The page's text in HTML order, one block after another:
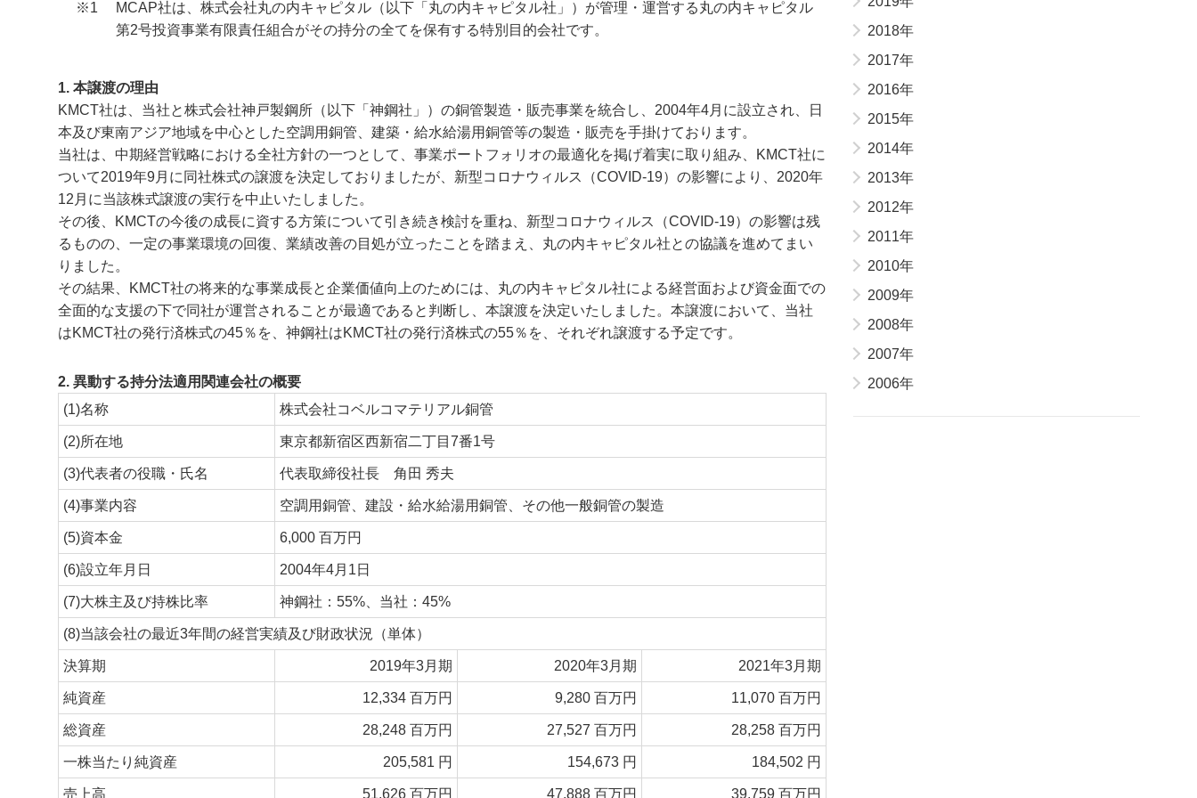
※1
MCAP社は、株式会社丸の内キャピタル（以下「丸の内キャピタル社」）が管理・運営する丸の内キャピタル
第2号投資事業有限責任組合がその持分の全てを保有する特別目的会社です。
1. 本譲渡の理由
KMCT社は、当社と株式会社神戸製鋼所（以下「神鋼社」）の銅管製造・販売事業を統合し、2004年4月に設立され、日
本及び東南アジア地域を中心とした空調用銅管、建築・給水給湯用銅管等の製造・販売を手掛けております。
当社は、中期経営戦略における全社方針の一つとして、事業ポートフォリオの最適化を掲げ着実に取り組み、KMCT社に
ついて2019年9月に同社株式の譲渡を決定しておりましたが、新型コロナウィルス（COVID-19）の影響により、2020年
12月に当該株式譲渡の実行を中止いたしました。
その後、KMCTの今後の成長に資する方策について引き続き検討を重ね、新型コロナウィルス（COVID-19）の影響は残
るものの、一定の事業環境の回復、業績改善の目処が立ったことを踏まえ、丸の内キャピタル社との協議を進めてまい
りました。
その結果、KMCT社の将来的な事業成長と企業価値向上のためには、丸の内キャピタル社による経営面および資金面での
全面的な支援の下で同社が運営されることが最適であると判断し、本譲渡を決定いたしました。本譲渡において、当社
はKMCT社の発行済株式の45％を、神鋼社はKMCT社の発行済株式の55％を、それぞれ譲渡する予定です。
2. 異動する持分法適用関連会社の概要
(1)名称
株式会社コベルコマテリアル銅管
(2)所在地 東京都新宿区西新宿二丁目7番1号
(3)代表者の役職・氏名 代表取締役社長 角田 秀夫
(4)事業内容 空調用銅管、建設・給水給湯用銅管、その他一般銅管の製造
(5)資本金 6,000 百万円
(6)設立年月日 2004年4月1日
(7)大株主及び持株比率 神鋼社：55%、当社：45%
(8)当該会社の最近3年間の経営実績及び財政状況（単体）
決算期 2019年3月期 2020年3月期 2021年3月期
純資産 12,334 百万円 9,280 百万円 11,070 百万円
総資産 28,248 百万円 27,527 百万円 28,258 百万円
一株当たり純資産 205,581 円 154,673 円 184,502 円
売上高 51,626 百万円 47,888 百万円 39,759 百万円
2018年
2017年
2016年
2015年
2014年
2013年
2012年
2011年
2010年
2009年
2008年
2007年
2006年